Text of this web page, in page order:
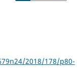
2018/178/p80-